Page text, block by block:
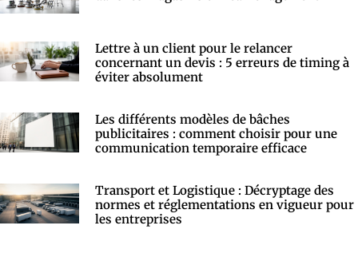
Lettre à un client pour le relancer
concernant un devis : 5 erreurs de timing à
éviter absolument
Les différents modèles de bâches
publicitaires : comment choisir pour une
communication temporaire efficace
Transport et Logistique : Décryptage des
normes et réglementations en vigueur pour
les entreprises